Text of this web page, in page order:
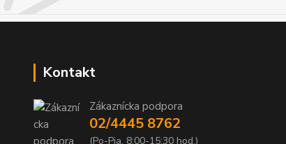
Kontakt
Zákaznícka podpora
02/4445 8762
(Po-Pia, 8:00-15:30 hod.)